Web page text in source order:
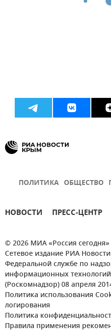
ПОЛИТИКА ОБЩЕСТВО
НОВОСТИ ПРЕСС-ЦЕНТР
© 2026 МИА «Россия сегодня»
Сетевое издание РИА
Федеральной службе по
информационных
(Роскомнадзор) 08 апреля
Политика использования
логирования
Политика
Правила применения